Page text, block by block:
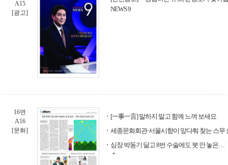
A15
[광고]
NEWS 9
16면
A16
[문화]
[一事一言] 말하지 말고 함께 느껴 보세요
세종문화회관·서울시향이 앞다퉈 찾는 스무
심장 박동기 달고 8번 수술에도 붓 안 놓은…
＂